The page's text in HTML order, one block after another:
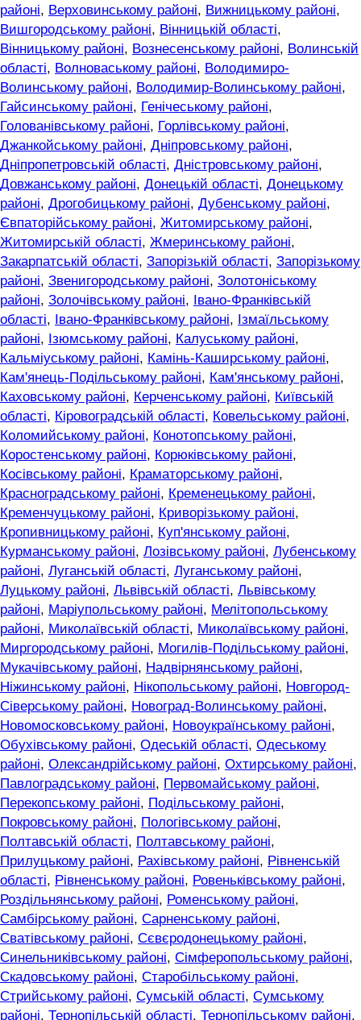
районі, Верховинському районі, Вижницькому районі,
Вишгородському районі, Вінницькій області,
Вінницькому районі, Вознесенському районі, Волинській
області, Волноваському районі, Володимиро-
Волинському районі, Володимир-Волинському районі,
Гайсинському районі, Генічеському районі,
Голованівському районі, Горлівському районі,
Джанкойському районі, Дніпровському районі,
Дніпропетровській області, Дністровському районі,
Довжанському районі, Донецькій області, Донецькому
районі, Дрогобицькому районі, Дубенському районі,
Євпаторійському районі, Житомирському районі,
Житомирській області, Жмеринському районі,
Закарпатській області, Запорізькій області, Запорізькому
районі, Звенигородському районі, Золотоніському
районі, Золочівському районі,
Івано-Франківській
області, Івано-Франківському районі, Ізмаїльському
районі, Ізюмському районі, Калуському районі,
Кальміуському районі, Камінь-Каширському районі,
Кам'янець-Подільському районі, Кам'янському районі,
Каховському районі, Керченському районі, Київській
області, Кіровоградській області, Ковельському районі,
Коломийському районі, Конотопському районі,
Коростенському районі, Корюківському районі,
Косівському районі, Краматорському районі,
Красноградському районі, Кременецькому районі,
Кременчуцькому районі, Криворізькому районі,
Кропивницькому районі, Куп'янському районі,
Курманському районі, Лозівському районі, Лубенському
районі, Луганській області, Луганському районі,
Луцькому районі, Львівській області, Львівському
районі, Маріупольському районі, Мелітопольському
районі, Миколаївській області, Миколаївському районі,
Миргородському районі, Могилів-Подільському районі,
Мукачівському районі, Надвірнянському районі,
Ніжинському районі, Нікопольському районі, Новгород-
Сіверському районі, Новоград-Волинському районі,
Новомосковському районі, Новоукраїнському районі,
Обухівському районі, Одеській області, Одеському
районі, Олександрійському районі, Охтирському районі,
Павлоградському районі, Первомайському районі,
Перекопському районі, Подільському районі,
Покровському районі, Пологівському районі,
Полтавській області, Полтавському районі,
Прилуцькому районі, Рахівському районі, Рівненській
області, Рівненському районі, Ровеньківському районі,
Роздільнянському районі, Роменському районі,
Самбірському районі, Сарненському районі,
Сватівському районі, Сєвєродонецькому районі,
Синельниківському районі, Сімферопольському районі,
Скадовському районі, Старобільському районі,
Стрийському районі, Сумській області, Сумському
районі, Тернопільській області, Тернопільському районі,